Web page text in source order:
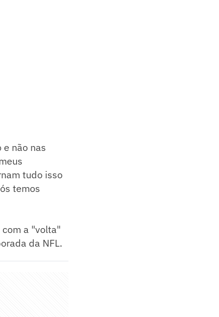
não nas
tudo isso
temos
a "volta"
da NFL.